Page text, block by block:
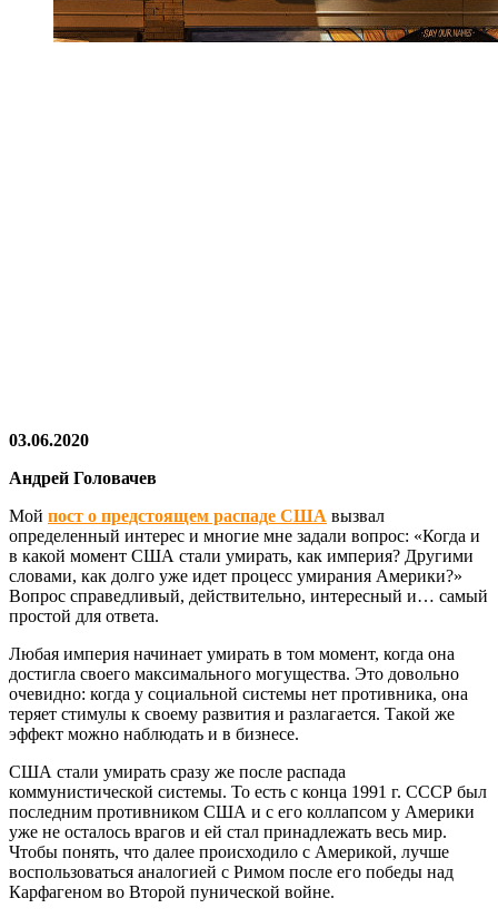
03.06.2020
Андрей Головачев
Мой пост о предстоящем распаде США вызвал
определенный интерес и многие мне задали вопрос: «Когда и
в какой момент США стали умирать, как империя? Другими
словами, как долго уже идет процесс умирания Америки?»
Вопрос справедливый, действительно, интересный и… самый
простой для ответа.
Любая империя начинает умирать в том момент, когда она
достигла своего максимального могущества. Это довольно
очевидно: когда у социальной системы нет противника, она
теряет стимулы к своему развития и разлагается. Такой же
эффект можно наблюдать и в бизнесе.
США стали умирать сразу же после распада
коммунистической системы. То есть с конца 1991 г. СССР был
последним противником США и с его коллапсом у Америки
уже не осталось врагов и ей стал принадлежать весь мир.
Чтобы понять, что далее происходило с Америкой, лучше
воспользоваться аналогией с Римом после его победы над
Карфагеном во Второй пунической войне.